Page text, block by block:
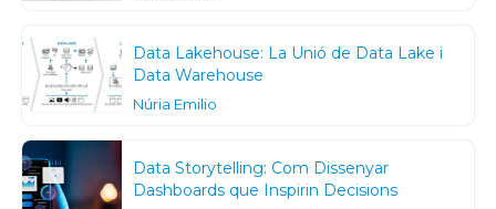
Data Lakehouse: La Unió de Data Lake i
Data Warehouse
Núria Emilio
Data Storytelling: Com Dissenyar
Dashboards que Inspirin Decisions